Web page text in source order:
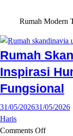
Rumah Modern
Rumah
Inspirasi
Fungsional
31/05/202631/05/2026
Haris
Comments Off